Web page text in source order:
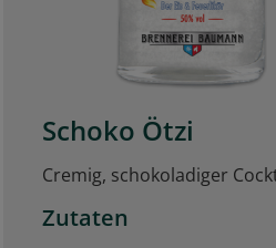
Schoko Ötzi
Cremig, schokoladiger
Zutaten